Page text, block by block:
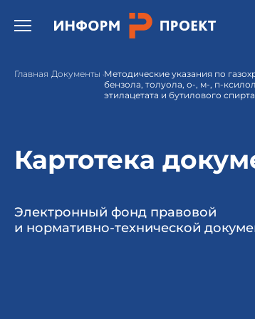
Открыть бургер меню.
Главная Документы Методические указания по
бензола, толуола, о-, м-, п-
этилацетата и бутилового
Картотека
Электронный фонд правовой
и нормативно-технической